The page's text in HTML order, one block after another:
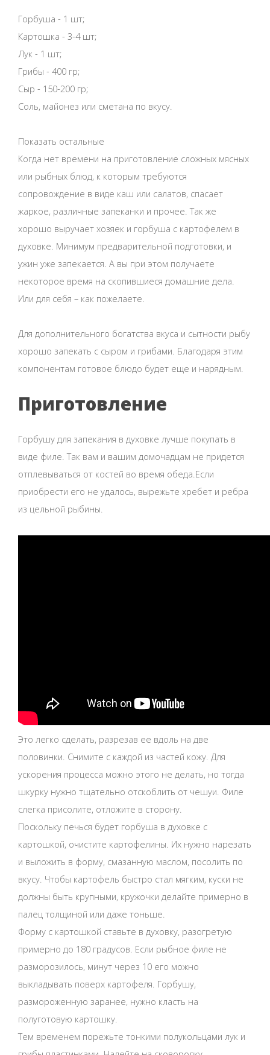
Горбуша - 1 шт;
Картошка - 3-4 шт;
Лук - 1 шт;
Грибы - 400 гр;
Сыр - 150-200 гр;
Соль, майонез или сметана по вкусу.
Показать остальные
Когда нет времени на приготовление сложных мясных
или рыбных блюд, к которым требуются
сопровождение в виде каш или салатов, спасает
жаркое, различные запеканки и прочее. Так же
хорошо выручает хозяек и горбуша с картофелем в
духовке. Минимум предварительной подготовки, и
ужин уже запекается. А вы при этом получаете
некоторое время на скопившиеся домашние дела.
Или для себя – как пожелаете.
Для дополнительного богатства вкуса и сытности рыбу
хорошо запекать с сыром и грибами. Благодаря этим
компонентам готовое блюдо будет еще и нарядным.
Приготовление
Горбушу для запекания в духовке лучше покупать в
виде филе. Так вам и вашим домочадцам не придется
отплевываться от костей во время обеда.Если
приобрести его не удалось, вырежьте хребет и ребра
из цельной рыбины.
Это легко сделать, разрезав ее вдоль на две
половинки. Снимите с каждой из частей кожу. Для
ускорения процесса можно этого не делать, но тогда
шкурку нужно тщательно отскоблить от чешуи. Филе
слегка присолите, отложите в сторону.
Поскольку печься будет горбуша в духовке с
картошкой, очистите картофелины. Их нужно нарезать
и выложить в форму, смазанную маслом, посолить по
вкусу. Чтобы картофель быстро стал мягким, куски не
должны быть крупными, кружочки делайте примерно в
палец толщиной или даже тоньше.
Форму с картошкой ставьте в духовку, разогретую
примерно до 180 градусов. Если рыбное филе не
разморозилось, минут через 10 его можно
выкладывать поверх картофеля. Горбушу,
размороженную заранее, нужно класть на
полуготовую картошку.
Тем временем порежьте тонкими полукольцами лук и